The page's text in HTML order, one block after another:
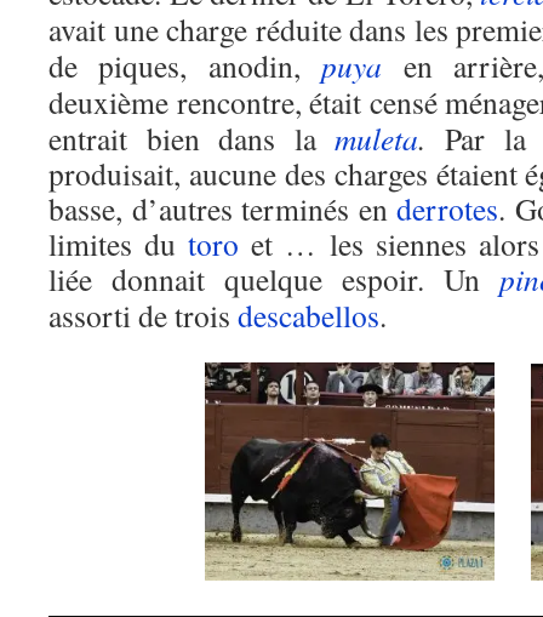
avait une charge réduite dans les
de piques, anodin,puya en
deuxième rencontre, était censé
entrait bien dans lamuleta.Par la
produisait, aucune des charges étaient
basse, d’autres terminés en derrotes.
limites dutoro et … les siennes alors
liée donnait quelque espoir. Un
assorti de trois descabellos.